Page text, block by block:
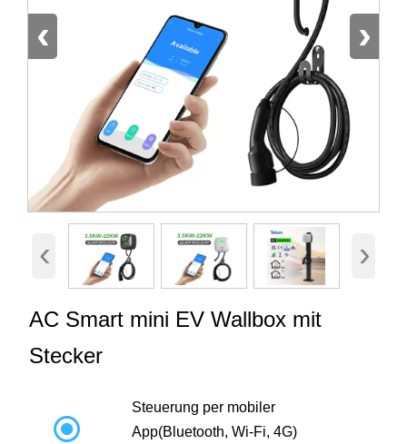
‹ ›
‹ ›
AC Smart mini EV Wallbox mit
Stecker

Steuerung per mobiler
App(Bluetooth, Wi-Fi, 4G)